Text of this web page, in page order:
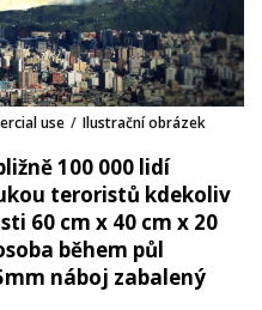
use / Ilustrační obrázek
100 000 lidí
teroristů kdekoliv
60 cm x 40 cm x 20
během půl
náboj zabalený